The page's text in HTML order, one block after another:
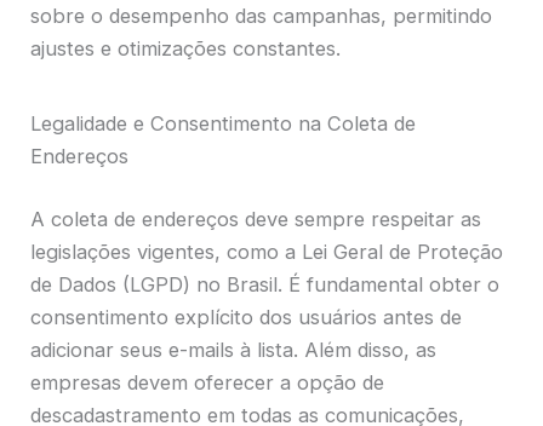
sobre o desempenho das campanhas, permitindo
ajustes e otimizações constantes.
Legalidade e Consentimento na Coleta de
Endereços
A coleta de endereços deve sempre respeitar as
legislações vigentes, como a Lei Geral de Proteção
de Dados (LGPD) no Brasil. É fundamental obter o
consentimento explícito dos usuários antes de
adicionar seus e-mails à lista. Além disso, as
empresas devem oferecer a opção de
descadastramento em todas as comunicações,